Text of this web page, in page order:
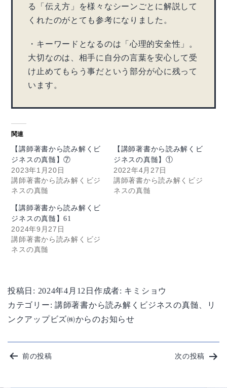
る「伝え方」を様々なシーンごとに解説して
くれたのがとても参考になりました。
・キーワードとなるのは「心理的安全性」。
大切なのは、相手に自分の言葉を安心して受
け止めてもらう事だという部分が心に残って
います。
関連
【講師著書から読み解くビ
ジネスの真髄】⑦
2023年1月20日
講師著書から読み解くビジ
ネスの真髄
【講師著書から読み解くビ
ジネスの真髄】①
2022年4月27日
講師著書から読み解くビジ
ネスの真髄
【講師著書から読み解くビ
ジネスの真髄】61
2024年9月27日
講師著書から読み解くビジ
ネスの真髄
投稿日: 2024年4月12日 作成者: キミショウ
カテゴリー:講師著書から読み解くビジネスの真髄
リ
ンクアップビズ㈱からのお知らせ
投前の投稿 次の投稿